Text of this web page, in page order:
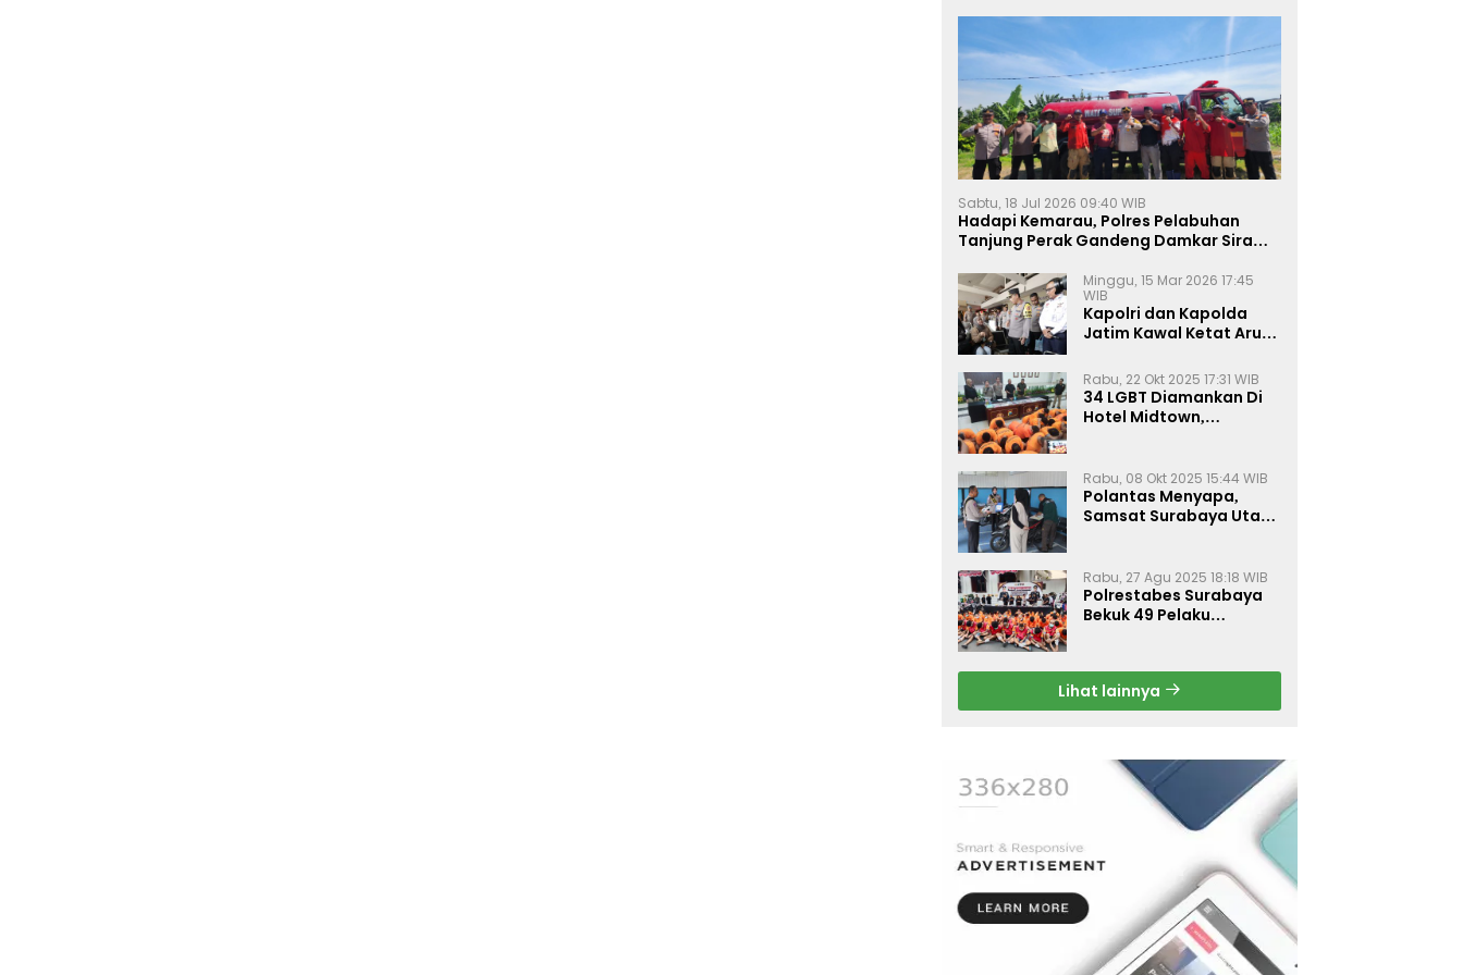
Sabtu, 18 Jul 2026 09:40 WIB
Hadapi Kemarau, Polres Pelabuhan
Tanjung Perak Gandeng Damkar Siram
Minggu, 15 Mar 2026 17:45
WIB
Kapolri dan Kapolda
Jatim Kawal Ketat Arus
Rabu, 22 Okt 2025 17:31 WIB
34 LGBT Diamankan Di
Hotel Midtown,
Rabu, 08 Okt 2025 15:44 WIB
Polantas Menyapa,
Samsat Surabaya Utara
Rabu, 27 Agu 2025 18:18 WIB
Polrestabes Surabaya
Bekuk 49 Pelaku
Gratis
Lihat lainnya